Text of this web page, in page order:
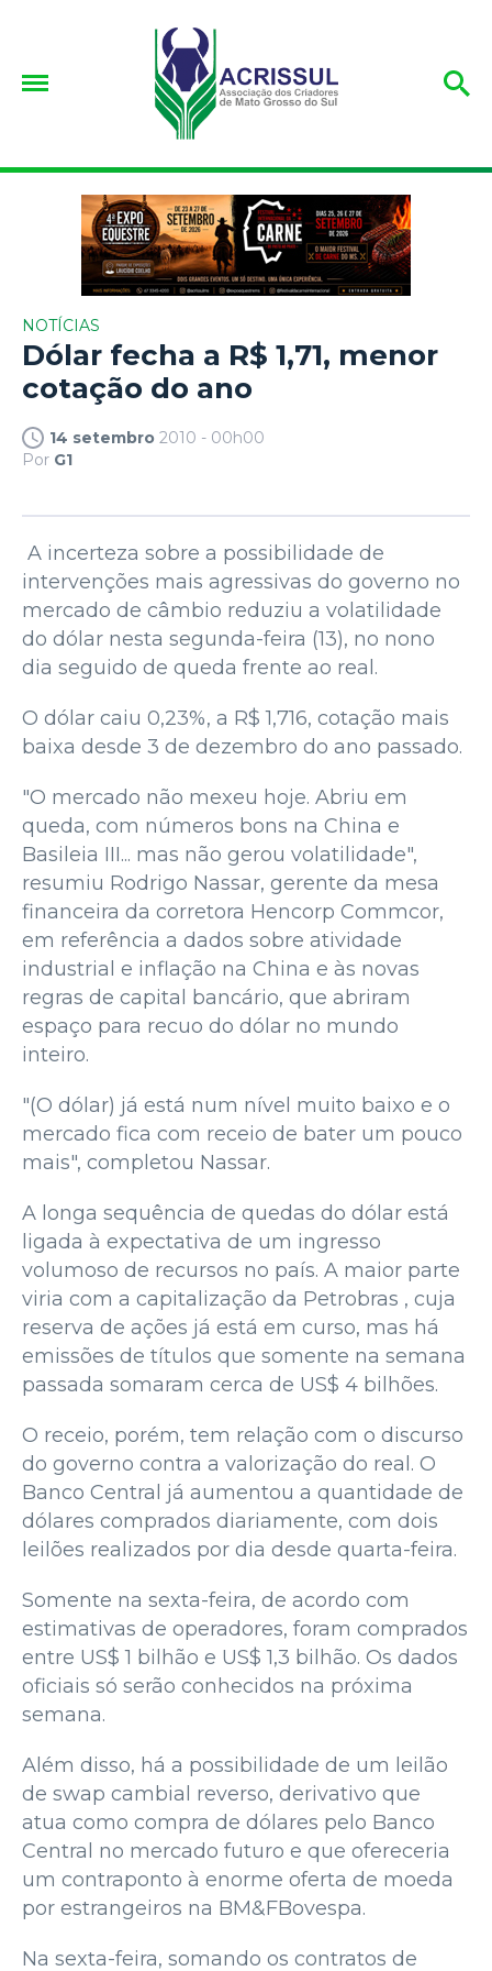
NOTÍCIAS
Dólar fecha a R$ 1,71, menor
cotação do ano
14 setembro 2010 - 00h00
Por G1
A incerteza sobre a possibilidade de
intervenções mais agressivas do governo no
mercado de câmbio reduziu a volatilidade
do dólar nesta segunda-feira (13), no nono
dia seguido de queda frente ao real.
O dólar caiu 0,23%, a R$ 1,716, cotação mais
baixa desde 3 de dezembro do ano passado.
"O mercado não mexeu hoje. Abriu em
queda, com números bons na China e
Basileia III... mas não gerou volatilidade",
resumiu Rodrigo Nassar, gerente da mesa
financeira da corretora Hencorp Commcor,
em referência a dados sobre atividade
industrial e inflação na China e às novas
regras de capital bancário, que abriram
espaço para recuo do dólar no mundo
inteiro.
"(O dólar) já está num nível muito baixo e o
mercado fica com receio de bater um pouco
mais", completou Nassar.
A longa sequência de quedas do dólar está
ligada à expectativa de um ingresso
volumoso de recursos no país. A maior parte
viria com a capitalização da Petrobras , cuja
reserva de ações já está em curso, mas há
emissões de títulos que somente na semana
passada somaram cerca de US$ 4 bilhões.
O receio, porém, tem relação com o discurso
do governo contra a valorização do real. O
Banco Central já aumentou a quantidade de
dólares comprados diariamente, com dois
leilões realizados por dia desde quarta-feira.
Somente na sexta-feira, de acordo com
estimativas de operadores, foram comprados
entre US$ 1 bilhão e US$ 1,3 bilhão. Os dados
oficiais só serão conhecidos na próxima
semana.
Além disso, há a possibilidade de um leilão
de swap cambial reverso, derivativo que
atua como compra de dólares pelo Banco
Central no mercado futuro e que ofereceria
um contraponto à enorme oferta de moeda
por estrangeiros na BM&FBovespa.
Na sexta-feira, somando os contratos de